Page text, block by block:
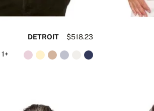
$518.23
DETROIT
+1